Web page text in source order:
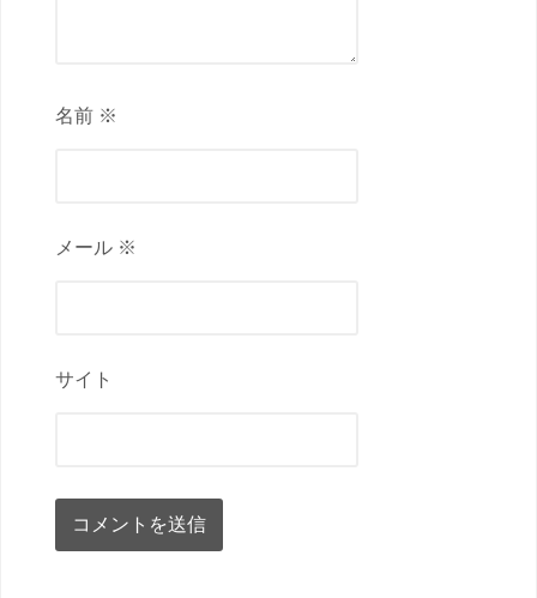
名前 ※
メール ※
サイト